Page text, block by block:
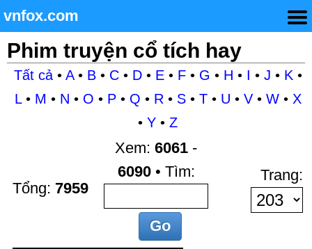
vnfox.com
Phim truyện cổ tích hay
Tất cả• A• B• C• D• E• F• G • H • I • J • K •
L• M • N • O • P• Q • R • S• T• U • V• W• X
• Y • Z
Tổng: 7959
Xem: 6061 -
6090• Tìm: Trang: